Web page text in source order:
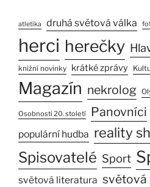
atletika druhá světová válka
herci herečky
knižní novinky krátké zprávy
Magazín nekrolog
Osobnosti 20. století Panovníci
populární hudba reality
Spisovatelé Sport
světová literatura světová